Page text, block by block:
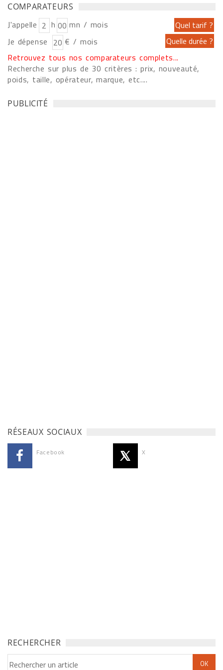
COMPARATEURS
J'appelle h
mn / mois
Je dépense
€ / mois
Retrouvez tous nos comparateurs complets...
Recherche sur plus de 30 critères : prix, nouveauté,
poids, taille, opérateur, marque, etc....
PUBLICITÉ
RÉSEAUX SOCIAUX
Facebook X
RECHERCHER